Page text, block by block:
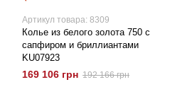
Артикул товара: 8309
Колье из белого золота 750 с
сапфиром и бриллиантами
KU07923
169 106 грн 192 166 грн